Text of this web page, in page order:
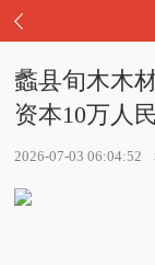
蠡县旬木木
资本10万人
2026-07-03 06:04:52